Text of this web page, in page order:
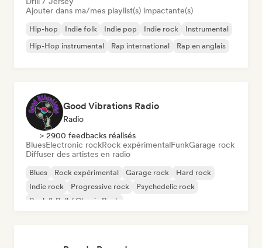
Ajouter dans ma/mes playlist(s) impactante(s)
Hip-hop Indie folk Indie pop Indie rock
Instrumental
Hip-Hop instrumental
Rap international Rap en anglais
Good Vibrations Radio
Radio
> 2900 feedbacks réalisés
BluesElectronic rockRock expérimentalFunkGarage rock
Diffuser des artistes en radio
Blues Rock expérimental Garage rock
Hard rock
Indie rock
Progressive rock
Psychedelic rock
Rock & Roll / Classic Rock